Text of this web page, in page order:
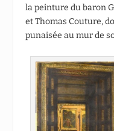
la peinture du baron
et Thomas Couture,
punaisée au mur de